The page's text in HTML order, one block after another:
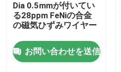
工場 ツアー
品質管理
Dia 0.5mmが付いてい
る28ppm FeNiの合金
の磁気ひずみワイヤー
お問い合わせを送信